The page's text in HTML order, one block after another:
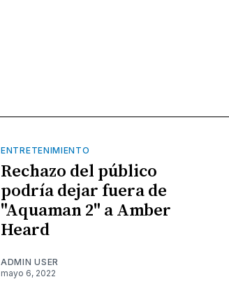
ENTRETENIMIENTO
Rechazo del público
podría dejar fuera de
"Aquaman 2" a Amber
Heard
ADMIN USER
mayo 6, 2022